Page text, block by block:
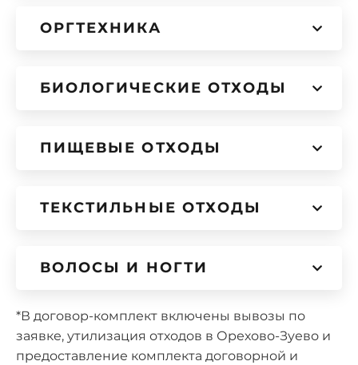
ОРГТЕХНИКА
БИОЛОГИЧЕСКИЕ ОТХОДЫ
ПИЩЕВЫЕ ОТХОДЫ
ТЕКСТИЛЬНЫЕ ОТХОДЫ
ВОЛОСЫ И НОГТИ
*В договор-комплект включены вывозы по
заявке, утилизация отходов в Орехово-Зуево и
предоставление комплекта договорной и